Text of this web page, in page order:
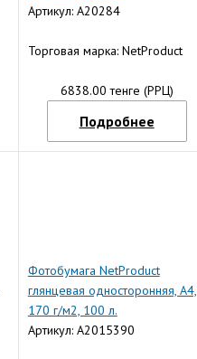
Артикул: A20284
Торговая марка: NetProduct
6838.00 тенге (РРЦ)
Подробнее
Фотобумага NetProduct
глянцевая односторонняя, A4,
170 г/м2, 100 л.
Артикул: A2015390